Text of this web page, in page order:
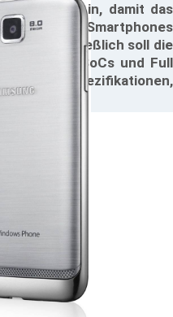
fertig sein, damit das
High-End-Smartphones
kann. Schließlich soll die
Vier-Kern-SoCs und Full
die Spezifikationen,
werden.